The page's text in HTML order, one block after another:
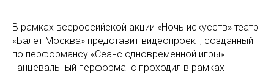
В рамках всероссийской акции «Ночь искусств» театр
«Балет Москва» представит видеопроект, созданный
по перформансу «Сеанс одновременной игры».
Танцевальный перформанс проходил в рамках